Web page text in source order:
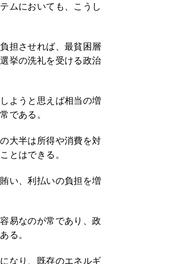
ムにおいても、こうし
担させれば、最貧困層
挙の洗礼を受ける政治
ようと思えば相当の増
である。
大半は所得や消費を対
とはできる。
い、利払いの負担を増
易なのが常であり、政
る。
なり、既存のエネルギ